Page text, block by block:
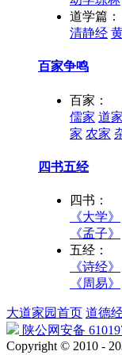
道学篇：
清静经
百家争鸣
百家：
儒家 道家
家 农家
四书五经
四书：
《大学》
《孟子》
五经：
《诗经》
《周易》
大道家园首页 道德
陕公网安备
Copyright © 2010 -